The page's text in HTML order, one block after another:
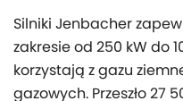
Silniki Jenbacher
zakresie od 250 kW do
korzystają z gazu
gazowych. Przeszło 27